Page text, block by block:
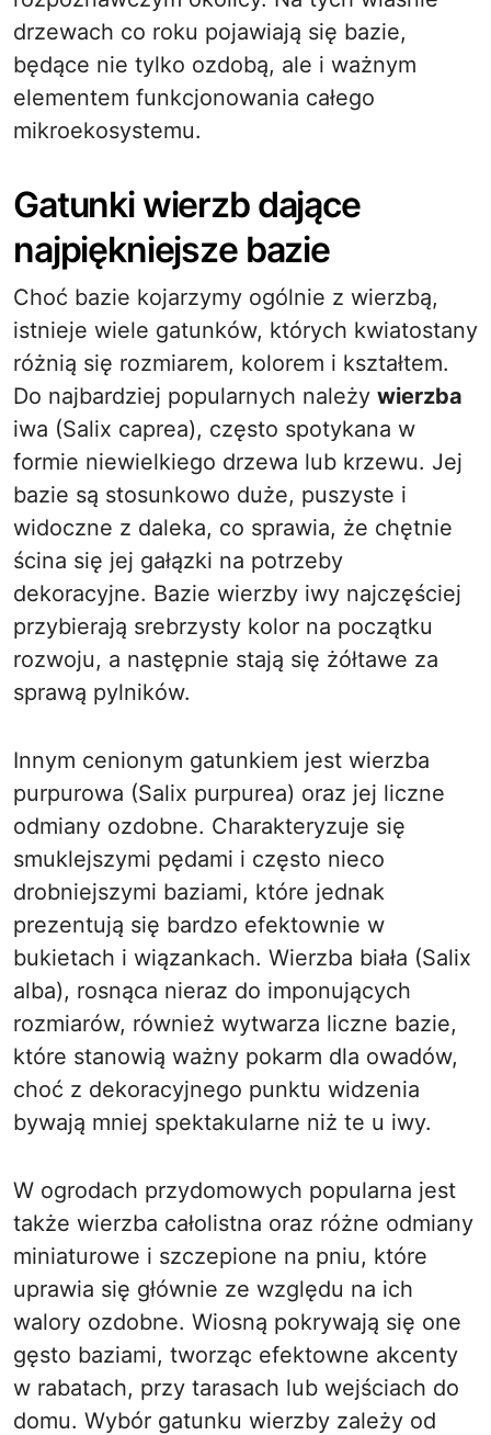
drzewach co roku pojawiają się bazie,
będące nie tylko ozdobą, ale i ważnym
elementem funkcjonowania całego
mikroekosystemu.
Gatunki wierzb dające
najpiękniejsze bazie
Choć bazie kojarzymy ogólnie z wierzbą,
istnieje wiele gatunków, których kwiatostany
różnią się rozmiarem, kolorem i kształtem.
Do najbardziej popularnych należy wierzba
iwa (Salix caprea), często spotykana w
formie niewielkiego drzewa lub krzewu. Jej
bazie są stosunkowo duże, puszyste i
widoczne z daleka, co sprawia, że chętnie
ścina się jej gałązki na potrzeby
dekoracyjne. Bazie wierzby iwy najczęściej
przybierają srebrzysty kolor na początku
rozwoju, a następnie stają się żółtawe za
sprawą pylników.
Innym cenionym gatunkiem jest wierzba
purpurowa (Salix purpurea) oraz jej liczne
odmiany ozdobne. Charakteryzuje się
smuklejszymi pędami i często nieco
drobniejszymi baziami, które jednak
prezentują się bardzo efektownie w
bukietach i wiązankach. Wierzba biała (Salix
alba), rosnąca nieraz do imponujących
rozmiarów, również wytwarza liczne bazie,
które stanowią ważny pokarm dla owadów,
choć z dekoracyjnego punktu widzenia
bywają mniej spektakularne niż te u iwy.
W ogrodach przydomowych popularna jest
także wierzba całolistna oraz różne odmiany
miniaturowe i szczepione na pniu, które
uprawia się głównie ze względu na ich
walory ozdobne. Wiosną pokrywają się one
gęsto baziami, tworząc efektowne akcenty
w rabatach, przy tarasach lub wejściach do
domu. Wybór gatunku wierzby zależy od